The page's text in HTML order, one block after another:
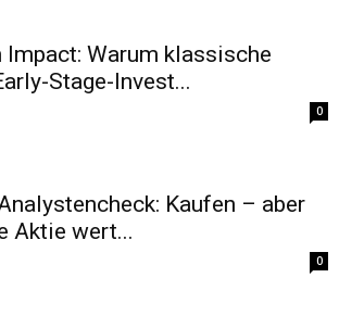
Impact: Warum klassische
Stage-Invest...
0
Kaufen – aber
Aktie wert...
0